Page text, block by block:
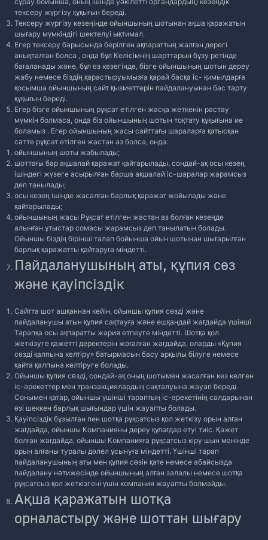
тексеру жүргізу құқығын береді.
Тексеру жүргізу кезеңінде ойыншының шотынан ақша қаражатын
шығару мүмкіндігі шектелуі ықтимал.
Егер тексеру барысында берілген ақпараттың жалған дерегі
анықталған болса , онда бұл Келісімнің шарттарын бұзу ретінде
бағаланады және, бұл өз кезегінде, бізге ойыншының шотын дереу
жабу немесе біздің қарастыруымызға қарай басқа іс- қимылдарға
қосымша ойыншының сайт қызметтерін пайдалануынан бас тарту
құқығын береді.
Егер бізге ойыншының рұқсат етілген жасқа жеткенін растау
мүмкін болмаса, онда біз ойыншының шотын тоқтату құқығына ие
боламыз . Егер ойыншының жасы сайттағы шараларға қатысқан
сәтте рұқсат етілген жастан аз болса, онда:
ойыншының шоты жабылады;
шоттағы бар ақшалай қаражат қайтарылады, сондай-ақ осы кезең
ішіндегі жүзеге асырылған барша ақшалай іс-шаралар жарамсыз
деп танылады;
осы кезең ішінде жасалған барлық қаражат жойылады және
қайтарылады;
ойыншының жасы Рұқсат етілген жастан аз болған кезеңде
алынған ұтыстар сомасы жарамсыз деп танылатын болады.
Ойыншы біздің бірінші талап бойынша ойын шотынан шығарылған
барлық қаражатты қайтаруға міндетті.
Пайдаланушының аты, құпия сөз
және қауіпсіздік
Сайтта шот ашқаннан кейін, ойыншы құпия сөзді және
пайдаланушы атын құпия сақтауға және ешқандай жағдайда үшінші
Тарапқа осы ақпаратты жария етпеуге міндетті. Шотқа қол
жеткізуге қажетті деректерін жоғалған жағдайда, оларды «Құпия
сөзді қалпына келтіру» батырмасын басу арқылы білуге немесе
қайта қалпына келтіруге болады.
Ойыншы құпия сөзді, сондай-ақ оның шотымен жасалған кез келген
іс-әрекеттер мен транзакциялардың сақталуына жауап береді.
Сонымен қатар, ойыншы үшінші тараптың іс-әрекетінің салдарынан
өзі шеккен барлық шығындар үшін жауапты болады.
Қауіпсіздік бұзылған пен шотқа рұқсатсыз қол жеткізу орын алған
жағдайда, ойыншы Компанияны дереу құлағдар етуі тиіс. Қажет
болған жағдайда, ойыншы Компанияға рұқсатсыз кіру шын мәнінде
орын алғаны туралы дәлел ұсынуға міндетті. Үшінші тарап
пайдаланушының аты мен құпия сөзін қате немесе абайсызда
пайдалану нәтижесінде ойыншының алған залалы немесе шотқа
рұқсатсыз қол жеткізгені үшін компания жауапты болмайды.
Ақша қаражатын шотқа
орналастыру және шоттан шығару